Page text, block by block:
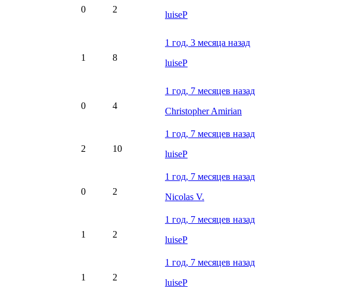
0 2
luiseP
1 8
1 год, 3 месяца назад
luiseP
0 4
1 год, 7 месяцев назад
Christopher Amirian
2 10
1 год, 7 месяцев назад
luiseP
0 2
1 год, 7 месяцев назад
Nicolas V.
1 2
1 год, 7 месяцев назад
luiseP
1 2
1 год, 7 месяцев назад
luiseP